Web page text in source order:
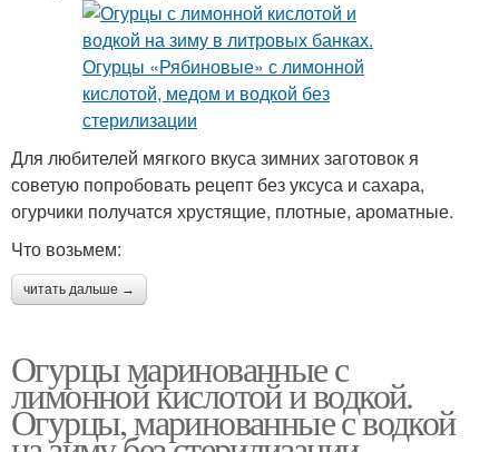
Для любителей мягкого вкуса зимних заготовок я
советую попробовать рецепт без уксуса и сахара,
огурчики получатся хрустящие, плотные, ароматные.
Что возьмем:
читать дальше →
Огурцы маринованные с
лимонной кислотой и водкой.
Огурцы, маринованные с водкой